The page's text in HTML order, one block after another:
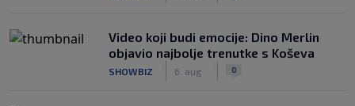
Video koji budi emocije: Dino Merlin
objavio najbolje trenutke s Koševa
SHOWBIZ 6. aug. 0